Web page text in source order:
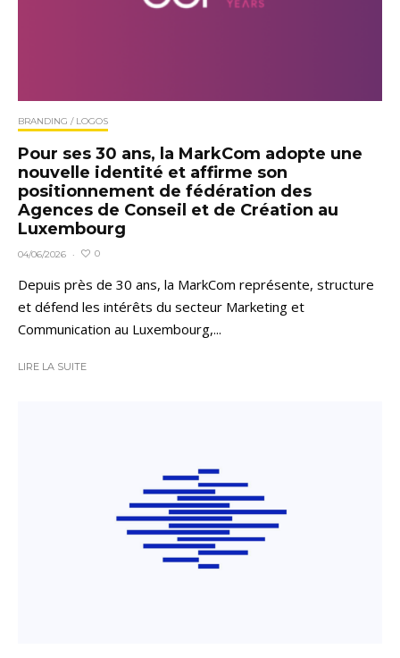
BRANDING / LOGOS
Pour ses 30 ans, la MarkCom adopte une
nouvelle identité et affirme son
positionnement de fédération des
Agences de Conseil et de Création au
Luxembourg
04/06/2026 · 0
Depuis près de 30 ans, la MarkCom représente, structure
et défend les intérêts du secteur Marketing et
Communication au Luxembourg,...
LIRE LA SUITE